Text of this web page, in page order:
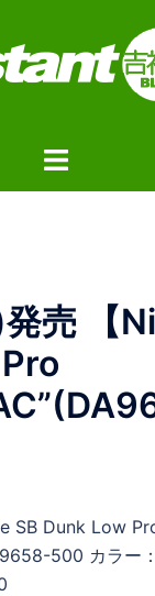
ト
ー
売 【
SB Dunk Low
500 カラー